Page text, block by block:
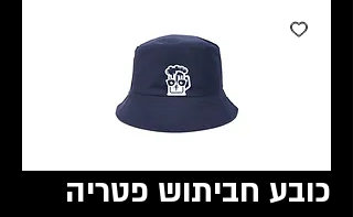
כובע חביתוש פטריה